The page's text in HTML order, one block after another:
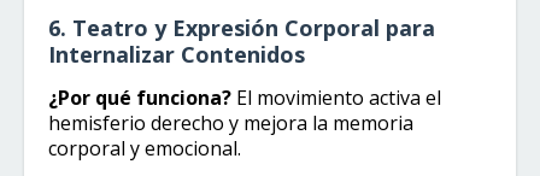
6. Teatro y Expresión Corporal para
Internalizar Contenidos
¿Por qué funciona? El movimiento activa el
hemisferio derecho y mejora la memoria
corporal y emocional.